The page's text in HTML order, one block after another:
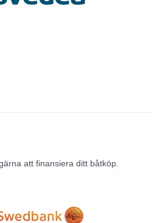
att finansiera ditt båtköp.